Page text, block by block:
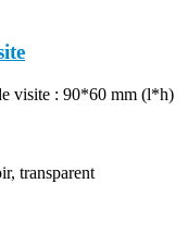
visite : 90*60 mm (l*h)
transparent